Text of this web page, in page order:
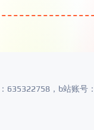
635322758，b站账号